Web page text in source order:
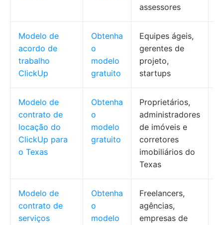
assessores
Modelo de
acordo de
trabalho
ClickUp
Obtenha
o
modelo
gratuito
Equipes ágeis,
gerentes de
projeto,
startups
Modelo de
contrato de
locação do
ClickUp para
o Texas
Obtenha
o
modelo
gratuito
Proprietários,
administradores
de imóveis e
corretores
imobiliários do
Texas
Modelo de
contrato de
serviços
Obtenha
o
modelo
Freelancers,
agências,
empresas de